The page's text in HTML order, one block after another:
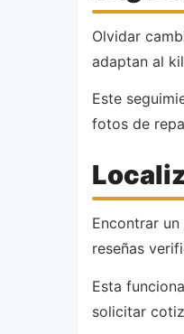
Olvidar
adaptan al
Este
fotos de
Encontrar
reseñas
Esta
solicitar